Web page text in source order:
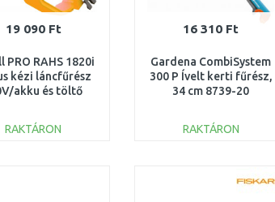
19 090 Ft
PRO RAHS 1820i
kézi láncfűrész
akku és töltő
RAKTÁRON
16 310 Ft
Gardena CombiSystem
300 P Ívelt kerti fűrész,
34 cm 8739-20
RAKTÁRON
Összehasonlítás